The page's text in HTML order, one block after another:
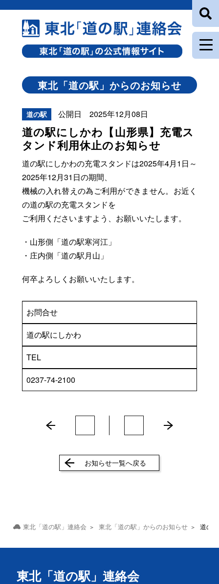
東北「道の駅」からのお知らせ
道の駅 公開日 2025年12月08日
道の駅にしかわ【山形県】充電ス
タンド利用休止のお知らせ
道の駅にしかわの充電スタンドは2025年4月1日～
2025年12月31日の期間、
機械の入れ替えの為ご利用ができません。お近く
の道の駅の充電スタンドを
ご利用くださいますよう、お願いいたします。
・山形側「道の駅寒河江」
・庄内側「道の駅月山」
何卒よろしくお願いいたします。
お問合せ
道の駅にしかわ
TEL
0237-74-2100
お知らせ一覧へ戻る
東北「道の駅」連絡会 東北「道の駅」からのお知らせ 道の
東北「道の駅」連絡会